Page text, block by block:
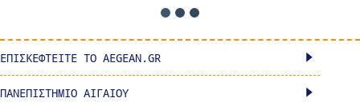
ΕΠΙΣΚΕΦΤΕΊΤΕ ΤΟ AEGEAN.GR
ΠΑΝΕΠΙΣΤΗΜΙΟ ΑΙΓΑΙΟΥ